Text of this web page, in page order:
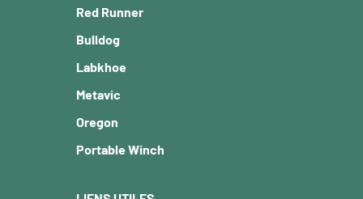
Red Runner
Bulldog
Labkhoe
Metavic
Oregon
Portable Winch